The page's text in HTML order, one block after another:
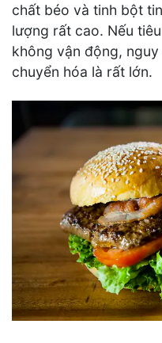
chất béo và tinh bột
lượng rất cao. Nếu
không vận động,
chuyển hóa là rất lớn.